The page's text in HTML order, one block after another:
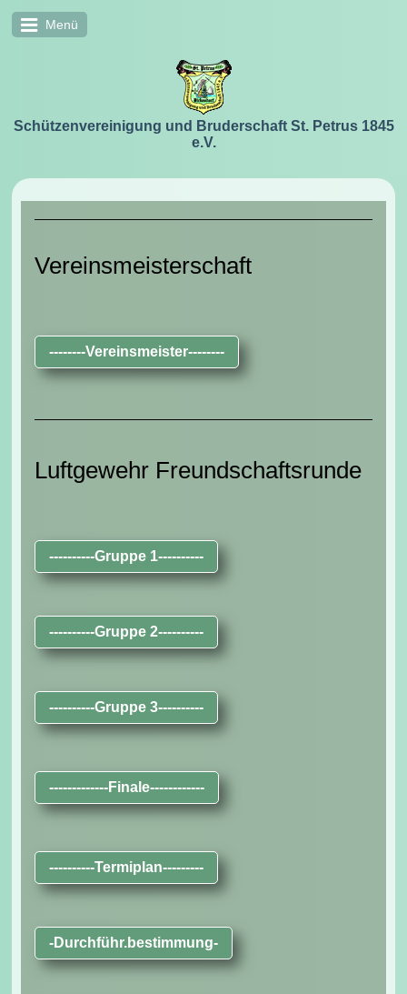
Menü
Schützenvereinigung und Bruderschaft St. Petrus 1845
e.V.
Vereinsmeisterschaft
--------Vereinsmeister--------
Luftgewehr Freundschaftsrunde
----------Gruppe 1----------
----------Gruppe 2----------
----------Gruppe 3----------
-------------Finale------------
----------Termiplan---------
-Durchführ.bestimmung-